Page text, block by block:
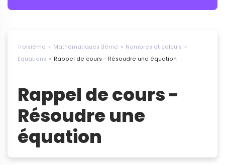
Troisième Mathématiques 3ème
Nombres et calculs
Equations
Rappel de cours - Résoudre une équation
Rappel de cours -
Résoudre une
équation